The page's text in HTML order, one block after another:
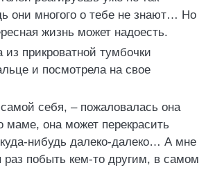
они многого о тебе не знают… Но
жизнь может надоесть.
прикроватной тумбочки
и посмотрела на свое
себя, – пожаловалась она
маме, она может перекрасить
нибудь далеко-далеко… А мне
раз побыть кем-то другим, в самом